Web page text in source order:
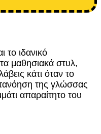
το ιδανικό
μαθησιακά στυλ,
κάτι όταν το
της γλώσσας
απαραίτητο του